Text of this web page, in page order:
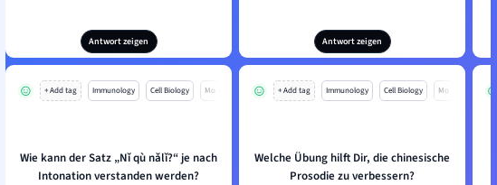
Antwort zeigen Antwort zeigen
+ Add tag Immunology Cell Biology Mo
Wie kann der Satz „Nǐ qù nǎlǐ?“ je nach
Intonation verstanden werden?
+ Add tag Immunology Cell Biology Mo
Welche Übung hilft Dir, die chinesische
Prosodie zu verbessern?